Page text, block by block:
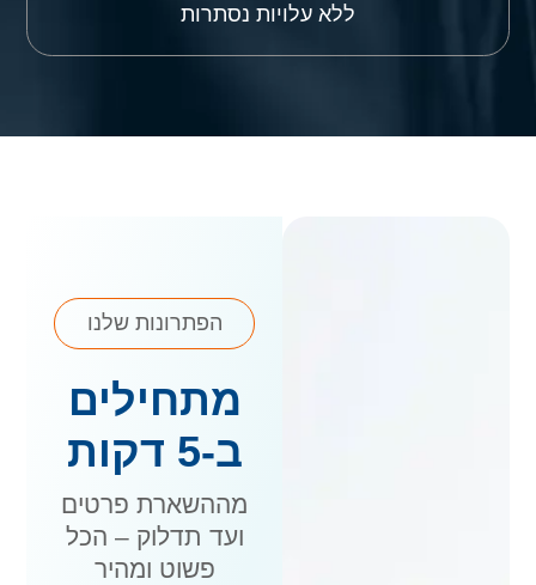
ללא עלויות נסתרות
הפתרונות שלנו
מתחילים
ב-5 דקות
מההשארת פרטים
ועד תדלוק – הכל
פשוט ומהיר